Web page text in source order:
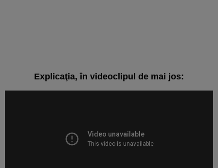
Explicaţia, în videoclipul de mai jos: